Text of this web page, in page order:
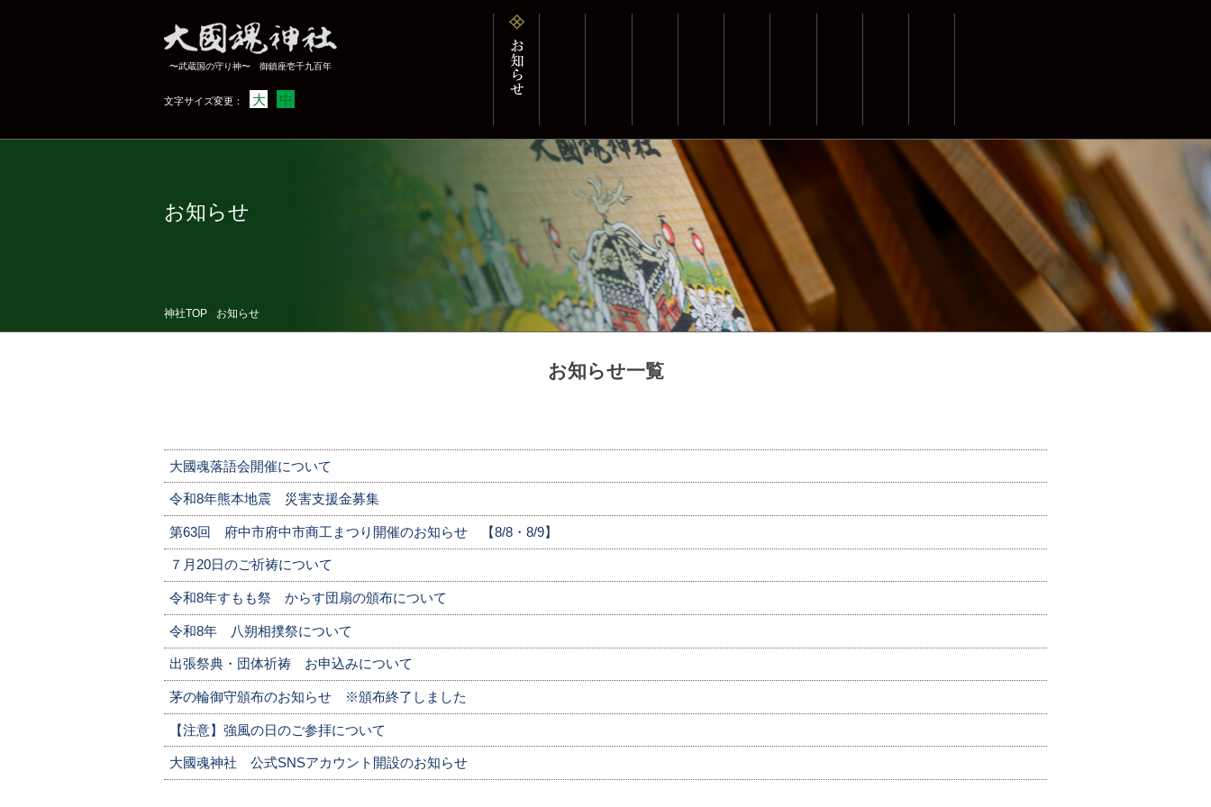
〜武蔵国の守り神〜 御鎮座壱千九百年
文字サイズ変更： 大 中
お知らせ
神社TOP お知らせ
お知らせ一覧
大國魂落語会開催について
令和8年熊本地震 災害支援金募集
第63回 府中市府中市商工まつり開催のお知らせ 【8/8・8/9】
７月20日のご祈祷について
令和8年すもも祭 からす団扇の頒布について
令和8年 八朔相撲祭について
出張祭典・団体祈祷 お申込みについて
茅の輪御守頒布のお知らせ ※頒布終了しました
【注意】強風の日のご参拝について
大國魂神社 公式SNSアカウント開設のお知らせ